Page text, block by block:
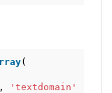
(
, 'textdomain'